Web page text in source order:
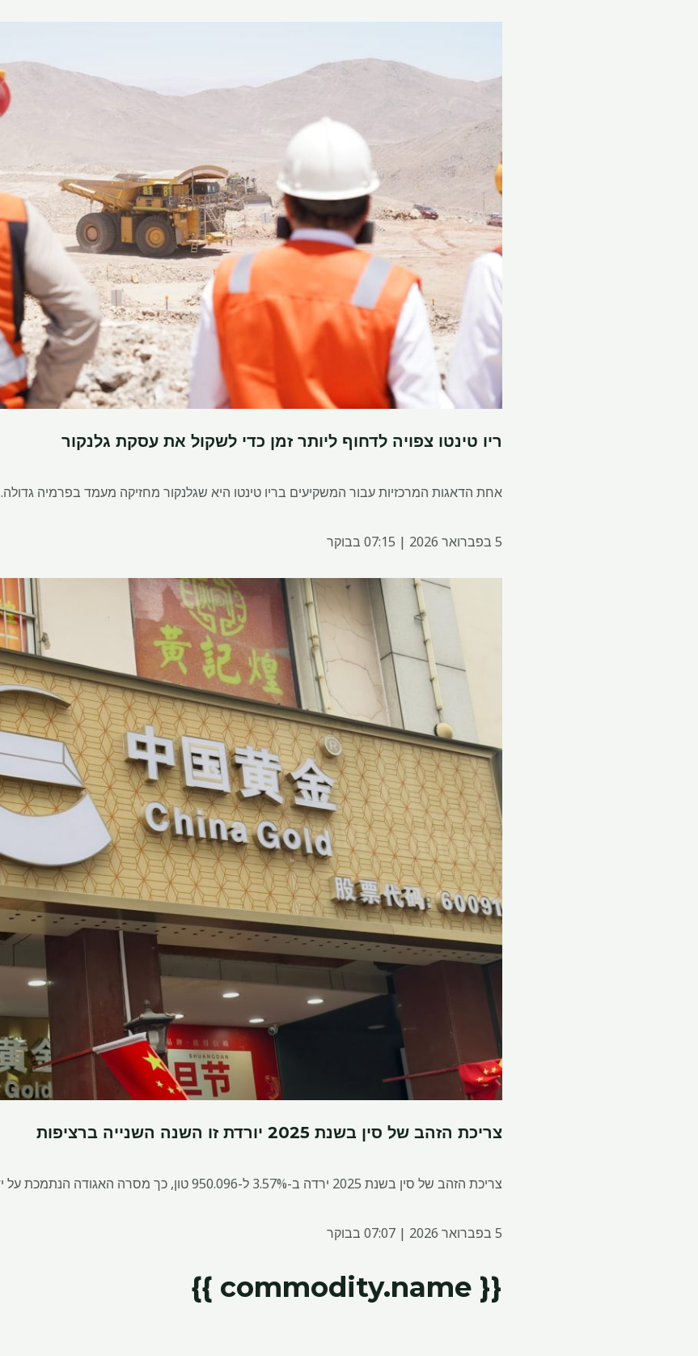
ריו טינטו צפויה לדחוף ליותר זמן כדי לשקול את עסקת גלנקור
אחת הדאגות המרכזיות עבור המשקיעים בריו טינטו היא שגלנקור מחזיקה מעמד בפרמיה גדולה.
5 בפברואר 2026 | 07:15 בבוקר
צריכת הזהב של סין בשנת 2025 יורדת זו השנה השנייה ברציפות
צריכת הזהב של סין בשנת 2025 ירדה ב-3.57% ל-950.096 טון, כך מסרה האגודה הנתמכת על ידי המדינה.
5 בפברואר 2026 | 07:07 בבוקר
{{ commodity.name }}